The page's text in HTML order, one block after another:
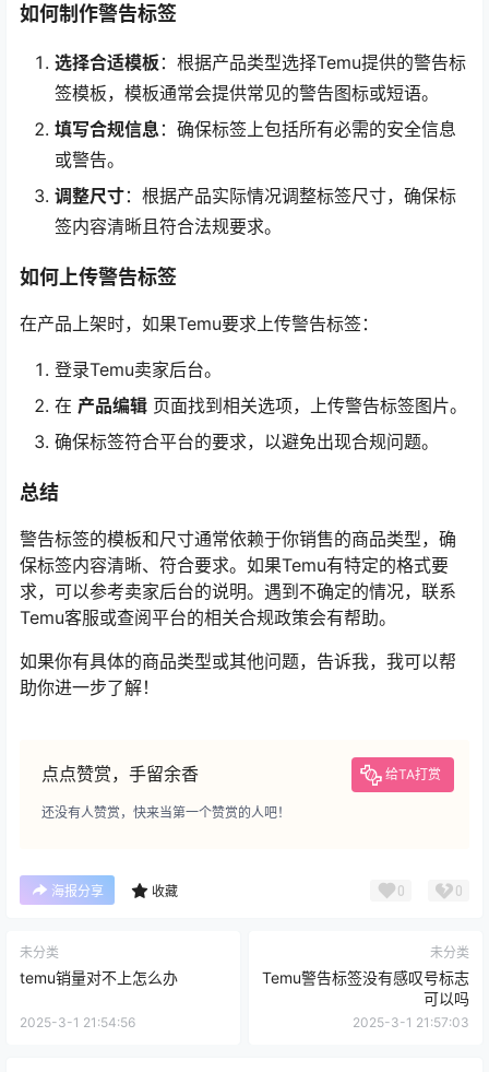
如何制作警告标签
选择合适模板 ：根据产品类型选择Temu提供的警告标
签模板，模板通常会提供常见的警告图标或短语。
填写合规信息 ：确保标签上包括所有必需的安全信息
或警告。
调整尺寸：根据产品实际情况调整标签尺寸，确保标
签内容清晰且符合法规要求。
如何上传警告标签
在产品上架时，如果Temu要求上传警告标签：
登录Temu卖家后台。
在 产品编辑 页面找到相关选项，上传警告标签图片。
确保标签符合平台的要求，以避免出现合规问题。
总结
警告标签的模板和尺寸通常依赖于你销售的商品类型，确
保标签内容清晰、符合要求。如果Temu有特定的格式要
求，可以参考卖家后台的说明。遇到不确定的情况，联系
Temu客服或查阅平台的相关合规政策会有帮助。
如果你有具体的商品类型或其他问题，告诉我，我可以帮
助你进一步了解！
点点赞赏，手留余香 给TA打赏
还没有人赞赏，快来当第一个赞赏的人吧！
海报分享 收藏 0 0
未分类
temu销量对不上怎么办
2025-3-1 21:54:56
未分类
Temu警告标签没有感叹号标志
可以吗
2025-3-1 21:57:03